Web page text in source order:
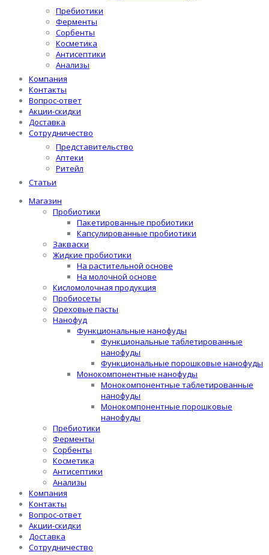
Пребиотики
Ферменты
Сорбенты
Косметика
Антисептики
Анализы
Компания
Контакты
Вопрос-ответ
Акции-скидки
Доставка
Сотрудничество
Представительство
Аптеки
Ритейл
Статьи
Магазин
Пробиотики
Пакетированные пробиотики
Капсулированные пробиотики
Закваски
Жидкие пробиотики
На растительной основе
На молочной основе
Кисломолочная продукция
Пробиосеты
Ореховые пасты
Нанофуд
Функциональные нанофуды
Функциональные таблетированные
нанофуды
Функциональные порошковые нанофуды
Монокомпонентные нанофуды
Монокомпонентные таблетированные
нанофуды
Монокомпонентные порошковые
нанофуды
Пребиотики
Ферменты
Сорбенты
Косметика
Антисептики
Анализы
Компания
Контакты
Вопрос-ответ
Акции-скидки
Доставка
Сотрудничество